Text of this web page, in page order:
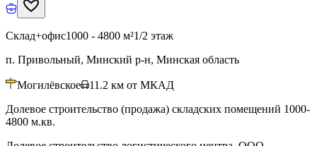
Склад+офис1000 - 4800 м²1/2 этаж
п. Привольный, Минский р-н, Минская область
Могилёвское 11.2 км от МКАД
Долевое строительство (продажа) складских помещений 1000-
4800 м.кв.